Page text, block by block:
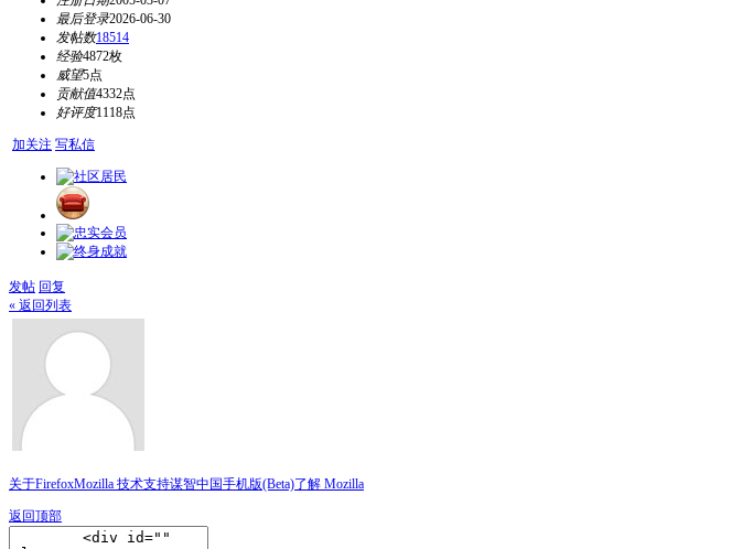
最后登录2026-06-30
发帖数18514
经验4872枚
威望5点
贡献值4332点
好评度1118点
加关注 写私信
发帖 回复
« 返回列表
关于FirefoxMozilla 技术支持谋智中国手机版(Beta)了解 Mozilla
返回顶部